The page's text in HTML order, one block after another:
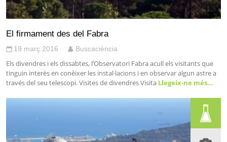
El firmament des del Fabra
19 març 2016 Buscaciència
Els divendres i els dissabtes, l’Observatori Fabra acull els visitants que
tinguin interès en conèixer les instal·lacions i en observar algun astre a
través del seu telescopi. Visites de divendres Visita Llegeix-ne més…